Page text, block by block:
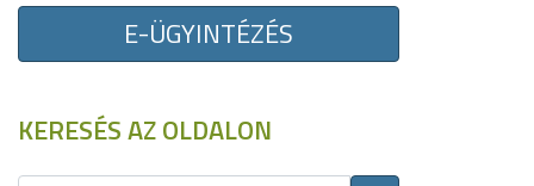
E-ÜGYINTÉZÉS
KERESÉS AZ OLDALON